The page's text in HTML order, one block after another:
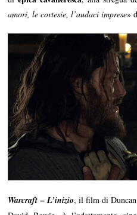
amori, le cortesie, l’audaci imprese»
Warcraft – L’inizio, il film di Duncan